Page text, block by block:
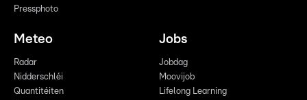
Pressphoto
Meteo
Radar
Nidderschléi
Quantitéiten
Jobs
Jobdag
Moovijob
Lifelong Learning